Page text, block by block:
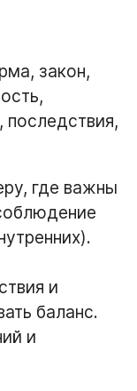
закон,
последствия,
где важны
и
баланс.
и